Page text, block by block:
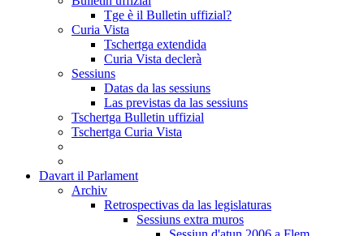
Tge è il Bulletin uffizial?
Curia Vista
Tschertga extendida
Curia Vista declerà
Sessiuns
Datas da las sessiuns
Las previstas da las sessiuns
Tschertga Bulletin uffizial
Tschertga Curia Vista
Davart il Parlament
Archiv
Retrospectivas da las legislaturas
Sessiuns extra muros